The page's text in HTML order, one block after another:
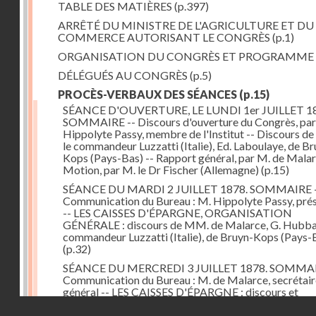
TABLE DES MATIÈRES (p.397)
ARRÊTÉ DU MINISTRE DE L'AGRICULTURE ET DU
COMMERCE AUTORISANT LE CONGRÈS (p.1)
ORGANISATION DU CONGRÈS ET PROGRAMME
DÉLÉGUÉS AU CONGRÈS (p.5)
PROCÈS-VERBAUX DES SÉANCES (p.15)
SÉANCE D'OUVERTURE, LE LUNDI 1er JUILLET
SOMMAIRE -- Discours d'ouverture du Congrès,
Hippolyte Passy, membre de l'Institut -- Discours
le commandeur Luzzatti (Italie), Ed. Laboulaye, de
Kops (Pays-Bas) -- Rapport général, par M. de
Motion, par M. le Dr Fischer (Allemagne) (p.15)
SÉANCE DU MARDI 2 JUILLET 1878. SOMMAIRE
Communication du Bureau : M. Hippolyte Passy,
-- LES CAISSES D'ÉPARGNE, ORGANISATION
GÉNÉRALE : discours de MM. de Malarce, G.
commandeur Luzzatti (Italie), de Bruyn-Kops (Pays-
(p.32)
SÉANCE DU MERCREDI 3 JUILLET 1878.
Communication du Bureau : M. de Malarce,
général -- LES CAISSES D'ÉPARGNE : discours et